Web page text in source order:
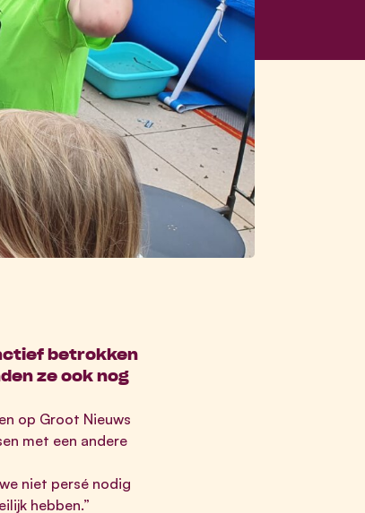
betrokken
ze ook nog
op Groot Nieuws
met een andere
niet persé nodig
hebben.”